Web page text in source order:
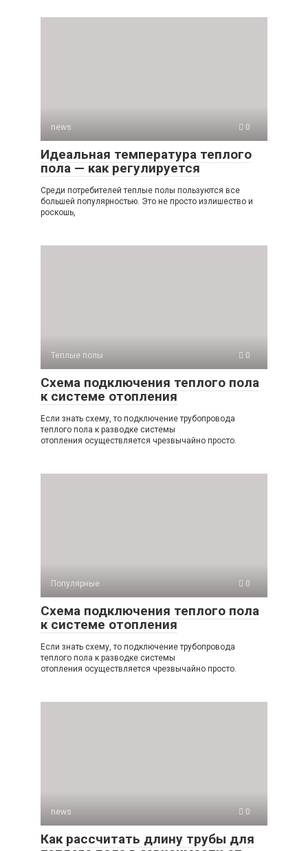
news 0
Идеальная температура теплого
пола — как регулируется
Среди потребителей теплые полы пользуются все
большей популярностью. Это не просто излишество и
роскошь,
Теплые полы 0
Схема подключения теплого пола
к системе отопления
Если знать схему, то подключение трубопровода
теплого пола к разводке системы
отопления осуществляется чрезвычайно просто.
Популярные 0
Схема подключения теплого пола
к системе отопления
Если знать схему, то подключение трубопровода
теплого пола к разводке системы
отопления осуществляется чрезвычайно просто.
news 0
Как рассчитать длину трубы для